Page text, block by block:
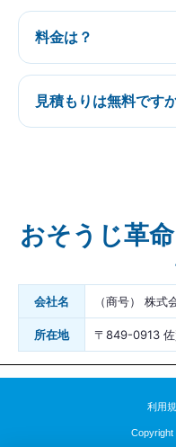
料金は？
見積もりは無料です
おそうじ革
会社名 （商号） 株式
所在地 〒849-0913 佐
利用